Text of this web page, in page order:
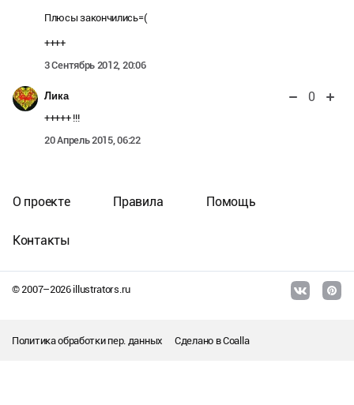
Плюсы закончились=(
++++
3 Сентябрь 2012, 20:06
Лика 0
+++++ !!!
20 Апрель 2015, 06:22
© 2007–2026illustrators.ru
О проекте Правила Помощь
Контакты
Политика обработки пер. данных Сделано вCoalla